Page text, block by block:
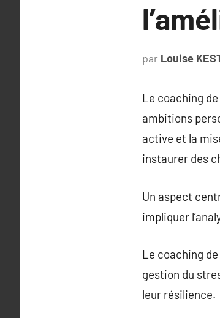
par Louise
Le coaching
ambitions
active et la
instaurer des
Un aspect
impliquer
Le coaching
gestion du
leur résilience.